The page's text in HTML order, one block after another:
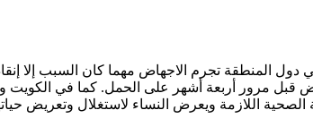
دول المنطقة تجرم الاجهاض مهما كان السبب إلا
قبل مرور أربعة أشهر على الحمل. كما في
الصحية اللازمة ويعرض النساء لاستغلال